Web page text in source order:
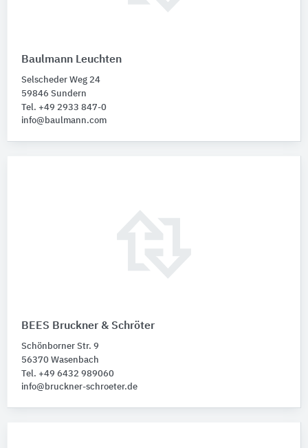
Baulmann Leuchten
Selscheder Weg 24
59846 Sundern
Tel. +49 2933 847-0
info@baulmann.com
BEES Bruckner & Schröter
Schönborner Str. 9
56370 Wasenbach
Tel. +49 6432 989060
info@bruckner-schroeter.de